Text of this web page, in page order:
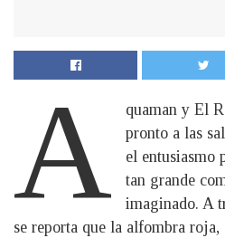
A
quaman y El
pronto a las
el entusiasmo
tan grande
imaginado. A
se reporta que la alfombra roja,